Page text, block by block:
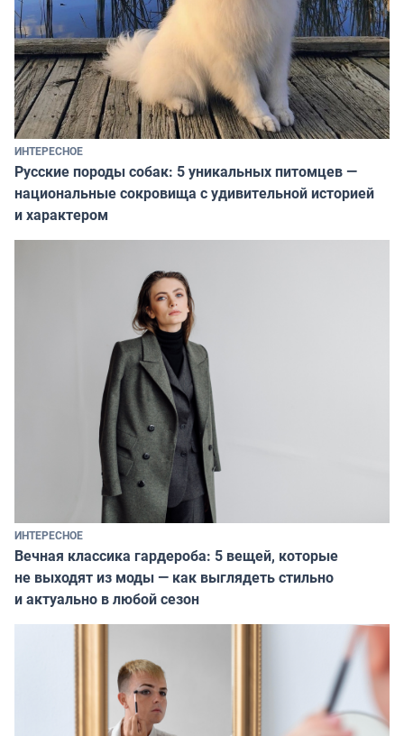
ИНТЕРЕСНОЕ
Русские породы собак: 5 уникальных питомцев —
национальные сокровища с удивительной историей
и характером
ИНТЕРЕСНОЕ
Вечная классика гардероба: 5 вещей, которые
не выходят из моды — как выглядеть стильно
и актуально в любой сезон